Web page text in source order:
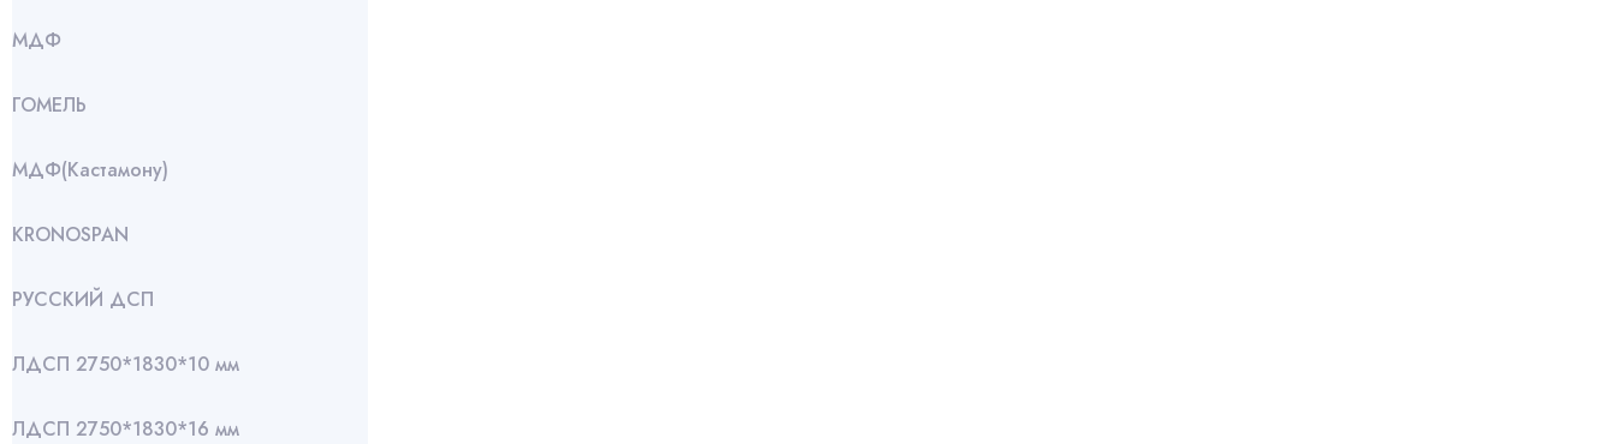
МДФ
ГОМЕЛЬ
МДФ(Кастамону)
KRONOSPAN
РУССКИЙ ДСП
ЛДСП 2750*1830*10 мм
ЛДСП 2750*1830*16 мм